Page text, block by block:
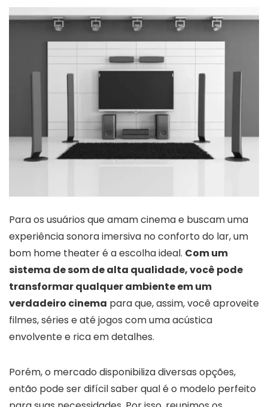
Para os usuários que amam cinema e buscam uma
experiência sonora imersiva no conforto do lar, um
bom home theater é a escolha ideal. Com um
sistema de som de alta qualidade, você pode
transformar qualquer ambiente em um
verdadeiro cinema para que, assim, você aproveite
filmes, séries e até jogos com uma acústica
envolvente e rica em detalhes.
Porém, o mercado disponibiliza diversas opções,
então pode ser difícil saber qual é o modelo perfeito